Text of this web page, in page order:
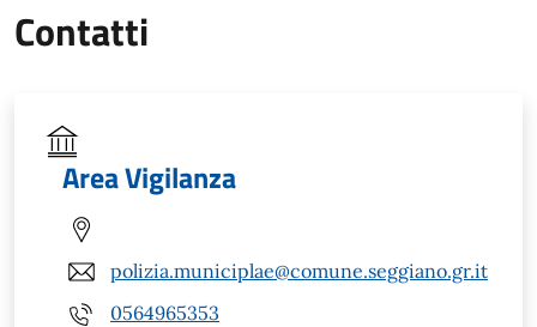
Contatti
Area Vigilanza
polizia.municiplae@comune.seggiano.gr.it
0564965353